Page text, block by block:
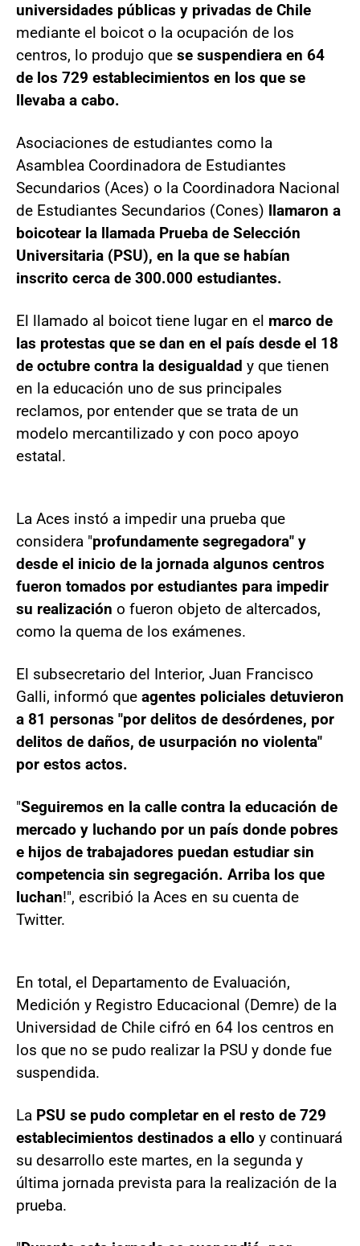
universidades públicas y privadas de Chile
mediante el boicot o la ocupación de los
centros, lo produjo que se suspendiera en 64
de los 729 establecimientos en los que se
llevaba a cabo.
Asociaciones de estudiantes como la
Asamblea Coordinadora de Estudiantes
Secundarios (Aces) o la Coordinadora Nacional
de Estudiantes Secundarios (Cones) llamaron a
boicotear la llamada Prueba de Selección
Universitaria (PSU), en la que se habían
inscrito cerca de 300.000 estudiantes.
El llamado al boicot tiene lugar en el marco de
las protestas que se dan en el país desde el 18
de octubre contra la desigualdad y que tienen
en la educación uno de sus principales
reclamos, por entender que se trata de un
modelo mercantilizado y con poco apoyo
estatal.
La Aces instó a impedir una prueba que
considera "profundamente segregadora" y
desde el inicio de la jornada algunos centros
fueron tomados por estudiantes para impedir
su realización o fueron objeto de altercados,
como la quema de los exámenes.
El subsecretario del Interior, Juan Francisco
Galli, informó que agentes policiales detuvieron
a 81 personas "por delitos de desórdenes, por
delitos de daños, de usurpación no violenta"
por estos actos.
"Seguiremos en la calle contra la educación de
mercado y luchando por un país donde pobres
e hijos de trabajadores puedan estudiar sin
competencia sin segregación. Arriba los que
luchan!", escribió la Aces en su cuenta de
Twitter.
En total, el Departamento de Evaluación,
Medición y Registro Educacional (Demre) de la
Universidad de Chile cifró en 64 los centros en
los que no se pudo realizar la PSU y donde fue
suspendida.
La PSU se pudo completar en el resto de 729
establecimientos destinados a ello y continuará
su desarrollo este martes, en la segunda y
última jornada prevista para la realización de la
prueba.